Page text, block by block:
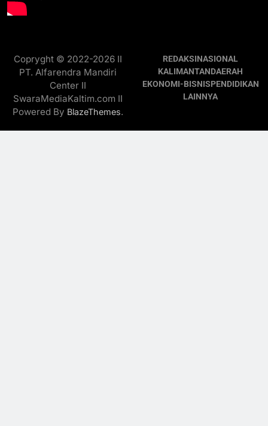
Copryght © 2022-2026 II
PT. Alfarendra Mandiri
Center II
SwaraMediaKaltim.com II
Powered By BlazeThemes.
REDAKSINASIONAL
KALIMANTANDAERAH
EKONOMI-BISNISPENDIDIKAN
LAINNYA